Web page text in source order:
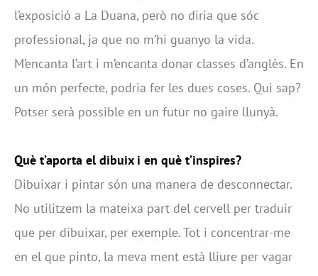
l’exposició a La Duana, però no diria que sóc
professional, ja que no m’hi guanyo la vida.
M’encanta l’art i m’encanta donar classes d’anglès. En
un món perfecte, podria fer les dues coses. Qui sap?
Potser serà possible en un futur no gaire llunyà.
Què t’aporta el dibuix i en què t’inspires?
Dibuixar i pintar són una manera de desconnectar.
No utilitzem la mateixa part del cervell per traduir
que per dibuixar, per exemple. Tot i concentrar-me
en el que pinto, la meva ment està lliure per vagar